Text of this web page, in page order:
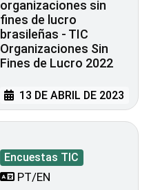
organizaciones sin
fines de lucro
brasileñas - TIC
Organizaciones Sin
Fines de Lucro 2022
13 DE ABRIL DE 2023
Encuestas TIC
PT/EN